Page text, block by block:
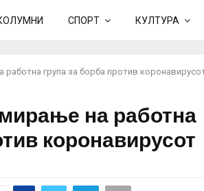
СПОРТ КУЛТУРА
група за борба против
на работна
коронавирусот